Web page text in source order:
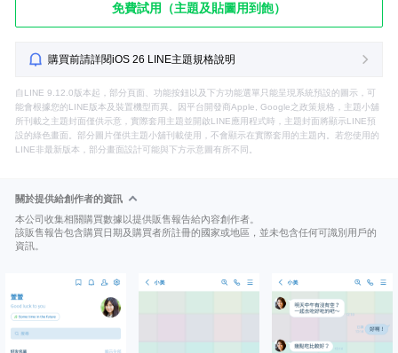
免費試用（主題及貼圖用到飽）
購買前請詳閱iOS 26 LINE主題規格說明
自LINE 9.12.0版本起，部分頁面、功能按鈕以及下方功能選單只能呈現系統預設的圖示，可
能會根據您的LINE版本及裝置機型而異。因平台開發商Apple, Google之政策規格，主題小舖
所刊載之主題封面僅供示意，實際套用主題並開啟LINE應用程式時，主題封面將顯示LINE預
設的綠色畫面。部分圖片僅供主題小舖刊載使用，不會顯示在實際套用的主題內。若您使用的
LINE非最新版本，部分畫面設計可能與下方示意圖有所不同。
關於提供給創作者的資訊
本公司收集相關購買數據以提供販售報告給內容創作者。
該販售報告包含購買日期及購買者所註冊的國家或地區，並未包含任何可識別用戶的
資訊。